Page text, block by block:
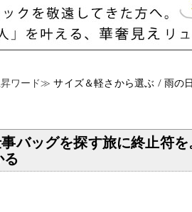
ワード≫サイズ＆軽さから選ぶ / 雨の
事バッグを探す旅に終止符